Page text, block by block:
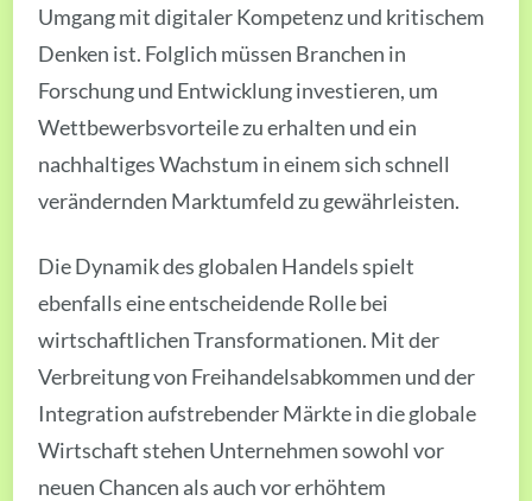
Umgang mit digitaler Kompetenz und kritischem
Denken ist. Folglich müssen Branchen in
Forschung und Entwicklung investieren, um
Wettbewerbsvorteile zu erhalten und ein
nachhaltiges Wachstum in einem sich schnell
verändernden Marktumfeld zu gewährleisten.
Die Dynamik des globalen Handels spielt
ebenfalls eine entscheidende Rolle bei
wirtschaftlichen Transformationen. Mit der
Verbreitung von Freihandelsabkommen und der
Integration aufstrebender Märkte in die globale
Wirtschaft stehen Unternehmen sowohl vor
neuen Chancen als auch vor erhöhtem